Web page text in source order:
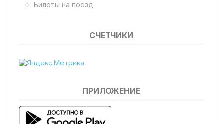
Билеты на поезд
СЧЕТЧИКИ
ПРИЛОЖЕНИЕ